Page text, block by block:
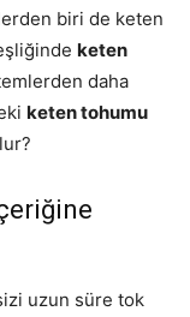
biri de keten
keten
daha
keten tohumu
uzun süre tok